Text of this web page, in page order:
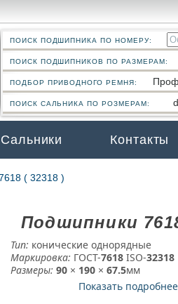
ПОИСК ПОДШИПНИКА ПО НОМЕРУ:
ПОИСК ПОДШИПНИКОВ ПО РАЗМЕРАМ:
ПОДБОР ПРИВОДНОГО РЕМНЯ:
ПОИСК САЛЬНИКА ПО РОЗМЕРАМ: d
Сальники Контакты
( 32318 )
Подшипники
Тип: конические однорядные
Маркировка: ГОСТ-7618­ ISO-32318
Размеры: 90× 190× 67.5мм
Показать